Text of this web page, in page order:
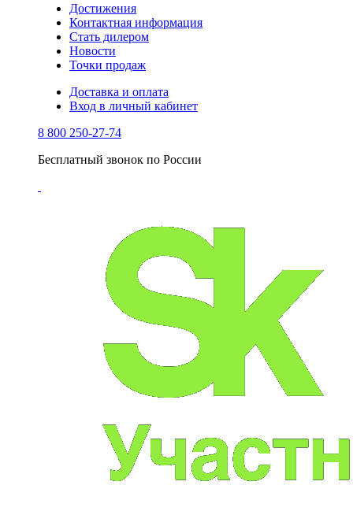
Достижения
Контактная информация
Стать дилером
Новости
Точки продаж
Доставка и оплата
Вход в личный кабинет
8 800 250-27-74
Бесплатный звонок по России